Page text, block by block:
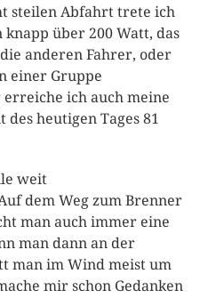
steilen Abfahrt trete ich
über 200 Watt, das
anderen Fahrer, oder
einer Gruppe
ich auch meine
heutigen Tages 81
weit
dem Weg zum Brenner
man auch immer eine
man dann an der
man im Wind meist um
mir schon Gedanken